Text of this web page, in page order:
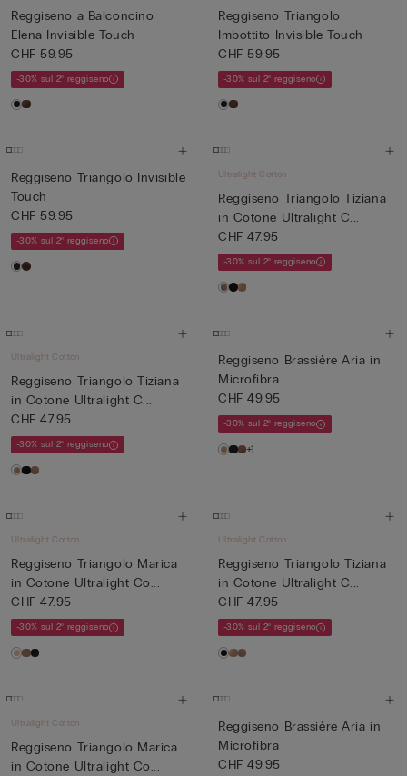
Reggiseno a Balconcino
Elena Invisible Touch
CHF 59.95
-30% sul 2° reggiseno
Reggiseno Triangolo
Imbottito Invisible Touch
CHF 59.95
-30% sul 2° reggiseno
Reggiseno Triangolo Invisible
Touch
CHF 59.95
-30% sul 2° reggiseno
Ultralight Cotton
Reggiseno Triangolo Tiziana
in Cotone Ultralight C...
CHF 47.95
-30% sul 2° reggiseno
Ultralight Cotton
Reggiseno Triangolo Tiziana
in Cotone Ultralight C...
CHF 47.95
-30% sul 2° reggiseno
Reggiseno Brassière Aria in
Microfibra
CHF 49.95
-30% sul 2° reggiseno
+1
Ultralight Cotton
Reggiseno Triangolo Marica
in Cotone Ultralight Co...
CHF 47.95
-30% sul 2° reggiseno
Ultralight Cotton
Reggiseno Triangolo Tiziana
in Cotone Ultralight C...
CHF 47.95
-30% sul 2° reggiseno
Ultralight Cotton
Reggiseno Triangolo Marica
in Cotone Ultralight Co...
Reggiseno Brassière Aria in
Microfibra
CHF 49.95